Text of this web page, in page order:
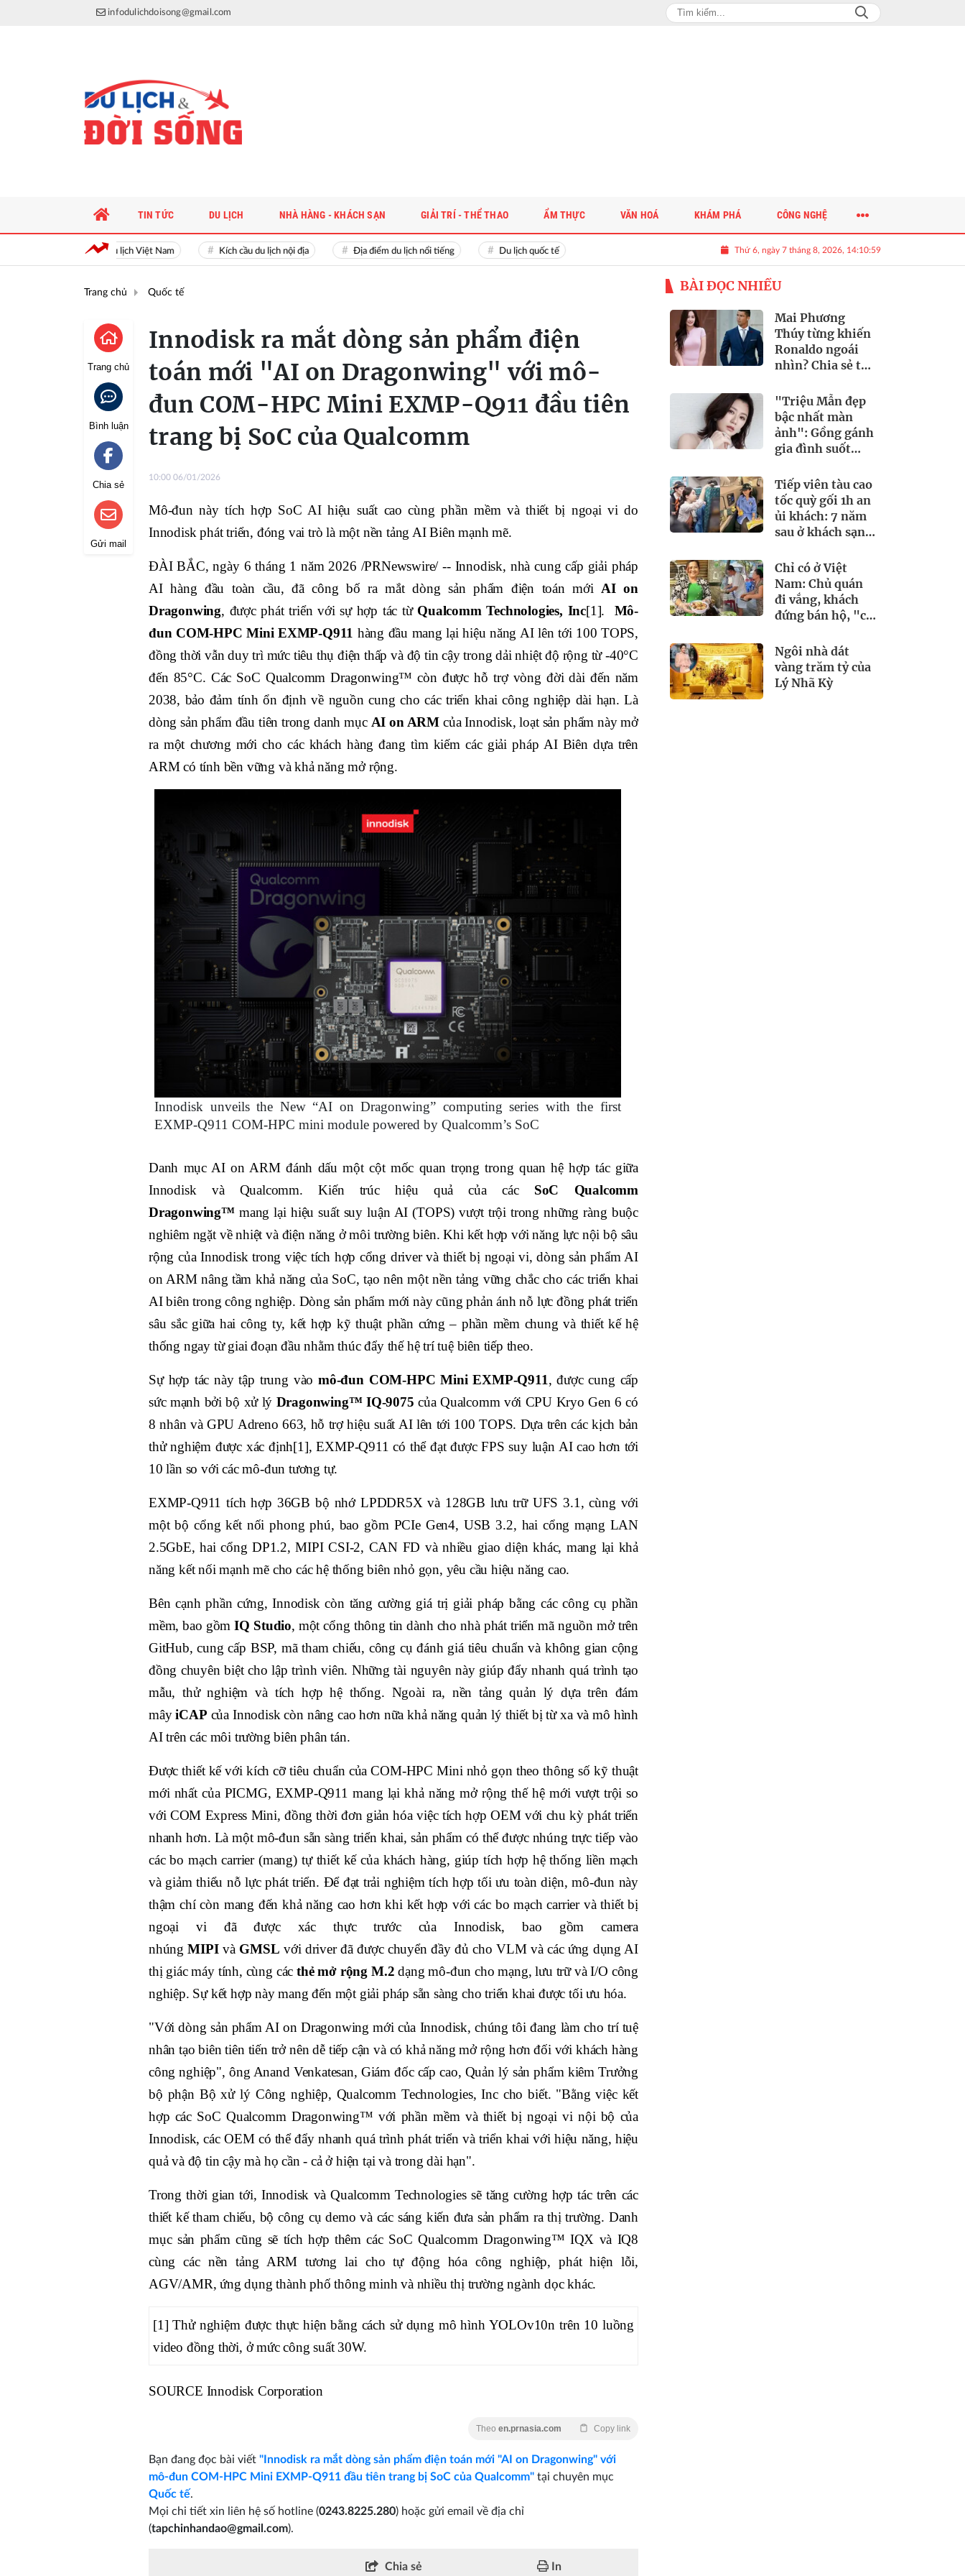
infodulichdoisong@gmail.com
Du lịch Việt Nam Kích cầu du lịch nội địa Địa điểm du lịch nổi tiếng Du lịch quốc tế Thứ 6, ngày 7 tháng 8, 2026, 14:11:00
TIN TỨC DU LỊCH NHÀ HÀNG - KHÁCH SẠN GIẢI TRÍ - THỂ THAO ẨM THỰC VĂN HOÁ KHÁM PHÁ CÔNG NGHỆ
Trang chủ Quốc tế
Trang chủ
Bình luận
Chia sẻ
Gửi mail
Innodisk ra mắt dòng sản phẩm điện
toán mới "AI on Dragonwing" với mô-
đun COM-HPC Mini EXMP-Q911 đầu tiên
trang bị SoC của Qualcomm
10:00 06/01/2026
Mô-đun này tích hợp SoC AI hiệu suất cao cùng phần mềm và thiết bị ngoại vi do
Innodisk phát triển, đóng vai trò là một nền tảng AI Biên mạnh mẽ.
ĐÀI BẮC, ngày 6 tháng 1 năm 2026 /PRNewswire/ -- Innodisk, nhà cung cấp giải pháp
AI hàng đầu toàn cầu, đã công bố ra mắt dòng sản phẩm điện toán mới AI on
Dragonwing, được phát triển với sự hợp tác từ Qualcomm Technologies, Inc[1]. Mô-
đun COM-HPC Mini EXMP-Q911 hàng đầu mang lại hiệu năng AI lên tới 100 TOPS,
đồng thời vẫn duy trì mức tiêu thụ điện thấp và độ tin cậy trong dải nhiệt độ rộng từ -40°C
đến 85°C. Các SoC Qualcomm Dragonwing™ còn được hỗ trợ vòng đời dài đến năm
2038, bảo đảm tính ổn định về nguồn cung cho các triển khai công nghiệp dài hạn. Là
dòng sản phẩm đầu tiên trong danh mục AI on ARM của Innodisk, loạt sản phẩm này mở
ra một chương mới cho các khách hàng đang tìm kiếm các giải pháp AI Biên dựa trên
ARM có tính bền vững và khả năng mở rộng.
Innodisk unveils the New “AI on Dragonwing” computing series with the first
EXMP-Q911 COM-HPC mini module powered by Qualcomm’s SoC
Danh mục AI on ARM đánh dấu một cột mốc quan trọng trong quan hệ hợp tác giữa
Innodisk và Qualcomm. Kiến trúc hiệu quả của các SoC Qualcomm
Dragonwing™mang lại hiệu suất suy luận AI (TOPS) vượt trội trong những ràng buộc
nghiêm ngặt về nhiệt và điện năng ở môi trường biên. Khi kết hợp với năng lực nội bộ sâu
rộng của Innodisk trong việc tích hợp cổng driver và thiết bị ngoại vi, dòng sản phẩm AI
on ARM nâng tầm khả năng của SoC, tạo nên một nền tảng vững chắc cho các triển khai
AI biên trong công nghiệp. Dòng sản phẩm mới này cũng phản ánh nỗ lực đồng phát triển
sâu sắc giữa hai công ty, kết hợp kỹ thuật phần cứng – phần mềm chung và thiết kế hệ
thống ngay từ giai đoạn đầu nhằm thúc đẩy thế hệ trí tuệ biên tiếp theo.
Sự hợp tác này tập trung vàomô-đun COM-HPC Mini EXMP-Q911, được cung cấp
sức mạnh bởi bộ xử lý Dragonwing™ IQ-9075 của Qualcomm với CPU Kryo Gen 6 có
8 nhân và GPU Adreno 663, hỗ trợ hiệu suất AI lên tới 100 TOPS. Dựa trên các kịch bản
thử nghiệm được xác định[1], EXMP-Q911 có thể đạt được FPS suy luận AI cao hơn tới
10 lần so với các mô-đun tương tự.
EXMP-Q911 tích hợp 36GB bộ nhớ LPDDR5X và 128GB lưu trữ UFS 3.1, cùng với
một bộ cổng kết nối phong phú, bao gồm PCIe Gen4, USB 3.2, hai cổng mạng LAN
2.5GbE, hai cổng DP1.2, MIPI CSI-2, CAN FD và nhiều giao diện khác, mang lại khả
năng kết nối mạnh mẽ cho các hệ thống biên nhỏ gọn, yêu cầu hiệu năng cao.
Bên cạnh phần cứng, Innodisk còn tăng cường giá trị giải pháp bằng các công cụ phần
mềm, bao gồmIQ Studio, một cổng thông tin dành cho nhà phát triển mã nguồn mở trên
GitHub, cung cấp BSP, mã tham chiếu, công cụ đánh giá tiêu chuẩn và không gian cộng
đồng chuyên biệt cho lập trình viên. Những tài nguyên này giúp đẩy nhanh quá trình tạo
mẫu, thử nghiệm và tích hợp hệ thống. Ngoài ra, nền tảng quản lý dựa trên đám
mâyiCAP của Innodisk còn nâng cao hơn nữa khả năng quản lý thiết bị từ xa và mô hình
AI trên các môi trường biên phân tán.
Được thiết kế với kích cỡ tiêu chuẩn của COM-HPC Mini nhỏ gọn theo thông số kỹ thuật
mới nhất của PICMG, EXMP-Q911 mang lại khả năng mở rộng thế hệ mới vượt trội so
với COM Express Mini, đồng thời đơn giản hóa việc tích hợp OEM với chu kỳ phát triển
nhanh hơn. Là một mô-đun sẵn sàng triển khai, sản phẩm có thể được nhúng trực tiếp vào
các bo mạch carrier (mang) tự thiết kế của khách hàng, giúp tích hợp hệ thống liền mạch
và giảm thiểu nỗ lực phát triển. Để đạt trải nghiệm tích hợp tối ưu toàn diện, mô-đun này
thậm chí còn mang đến khả năng cao hơn khi kết hợp với các bo mạch carrier và thiết bị
ngoại vi đã được xác thực trước của Innodisk, bao gồm camera
nhúngMIPIvà GMSL với driver đã được chuyển đầy đủ cho VLM và các ứng dụng AI
thị giác máy tính, cùng cácthẻ mở rộng M.2 dạng mô-đun cho mạng, lưu trữ và I/O công
nghiệp. Sự kết hợp này mang đến một giải pháp sẵn sàng cho triển khai được tối ưu hóa.
"Với dòng sản phẩm AI on Dragonwing mới của Innodisk, chúng tôi đang làm cho trí tuệ
nhân tạo biên tiên tiến trở nên dễ tiếp cận và có khả năng mở rộng hơn đối với khách hàng
công nghiệp", ông Anand Venkatesan, Giám đốc cấp cao, Quản lý sản phẩm kiêm Trưởng
bộ phận Bộ xử lý Công nghiệp, Qualcomm Technologies, Inc cho biết. "Bằng việc kết
hợp các SoC Qualcomm Dragonwing™ với phần mềm và thiết bị ngoại vi nội bộ của
Innodisk, các OEM có thể đẩy nhanh quá trình phát triển và triển khai với hiệu năng, hiệu
quả và độ tin cậy mà họ cần - cả ở hiện tại và trong dài hạn".
Trong thời gian tới, Innodisk và Qualcomm Technologies sẽ tăng cường hợp tác trên các
thiết kế tham chiếu, bộ công cụ demo và các sáng kiến đưa sản phẩm ra thị trường. Danh
mục sản phẩm cũng sẽ tích hợp thêm các SoC Qualcomm Dragonwing™ IQX và IQ8
cùng các nền tảng ARM tương lai cho tự động hóa công nghiệp, phát hiện lỗi,
AGV/AMR, ứng dụng thành phố thông minh và nhiều thị trường ngành dọc khác.
[1] Thử nghiệm được thực hiện bằng cách sử dụng mô hình YOLOv10n trên 10 luồng
video đồng thời, ở mức công suất 30W.
SOURCE Innodisk Corporation
Theo en.prnasia.com Copy link
Bạn đang đọc bài viết "Innodisk ra mắt dòng sản phẩm điện toán mới "AI on Dragonwing" với
mô-đun COM-HPC Mini EXMP-Q911 đầu tiên trang bị SoC của Qualcomm" tại chuyên mục
Quốc tế.
Mọi chi tiết xin liên hệ số hotline (0243.8225.280) hoặc gửi email về địa chỉ
(tapchinhandao@gmail.com).
Chia sẻ In
BÀI ĐỌC NHIỀU
Mai Phương
Thúy từng khiến
Ronaldo ngoái
nhìn? Chia sẻ từ
ngờ gây sốt trở
lại
"Triệu Mẫn đẹp
bậc nhất màn
ảnh": Gồng gánh
gia đình suốt
chồng liên lụy
Tiếp viên tàu cao
tốc quỳ gối 1h an
ủi khách: 7 năm
sau ở khách sạn 5
nhà, bay hạng
thương gia
Chỉ có ở Việt
Nam: Chủ quán
đi vắng, khách
đứng bán hộ, "cứ
trả" thành
chuyện thường
ngày
Ngôi nhà dát
vàng trăm tỷ của
Lý Nhã Kỳ